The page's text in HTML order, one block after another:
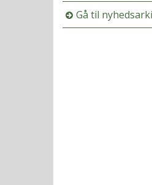
Gå til